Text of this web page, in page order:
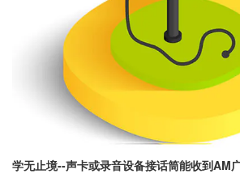
学无止境--声卡或录音设备接话筒能收到AM